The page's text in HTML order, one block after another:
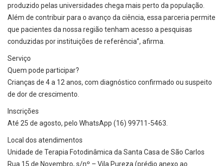
produzido pelas universidades chega mais perto da população.
Além de contribuir para o avanço da ciência, essa parceria permite
que pacientes da nossa região tenham acesso a pesquisas
conduzidas por instituições de referência”, afirma.
Serviço
Quem pode participar?
Crianças de 4 a 12 anos, com diagnóstico confirmado ou suspeito
de dor de crescimento.
Inscrições
Até 25 de agosto, pelo WhatsApp (16) 99711-5463.
Local dos atendimentos
Unidade de Terapia Fotodinâmica da Santa Casa de São Carlos
Rua 15 de Novembro, s/nº – Vila Pureza (prédio anexo ao